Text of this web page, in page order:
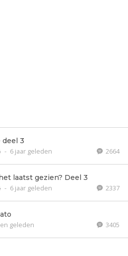
3
- 6 jaar geleden 2664
laatst gezien? Deel 3
- 6 jaar geleden 2337
geleden 3405